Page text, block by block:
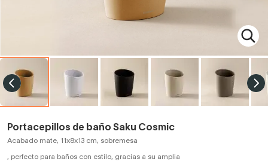
Portacepillos de baño Saku Cosmic
Acabado mate, 11x8x13 cm, sobremesa
, perfecto para baños con estilo, gracias a su amplia